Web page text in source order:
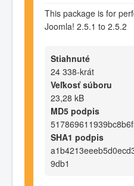
This package is for
Joomla! 2.5.1 to 2.5.2
Stiahnuté
24 338-krát
Veľkosť súboru
23,28 kB
MD5 podpis
SHA1 podpis
9db1